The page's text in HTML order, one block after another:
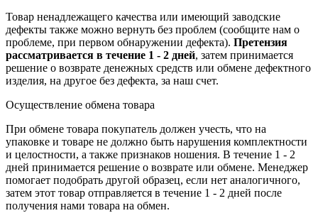
Товар ненадлежащего качества или имеющий заводские
дефекты также можно вернуть без проблем (сообщите нам о
проблеме, при первом обнаружении дефекта). Претензия
рассматривается в течение 1 - 2 дней, затем принимается
решение о возврате денежных средств или обмене дефектного
изделия, на другое без дефекта, за наш счет.
Осуществление обмена товара
При обмене товара покупатель должен учесть, что на
упаковке и товаре не должно быть нарушения комплектности
и целостности, а также признаков ношения. В течение 1 - 2
дней принимается решение о возврате или обмене. Менеджер
помогает подобрать другой образец, если нет аналогичного,
затем этот товар отправляется в течение 1 - 2 дней после
получения нами товара на обмен.